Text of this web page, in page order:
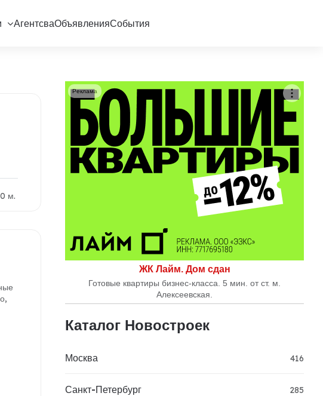
АгентсваОбъявленияСобытия
м.
ЖК Лайм. Дом сдан
Готовые квартиры бизнес-класса. 5 мин. от ст. м.
Алексеевская.
Реклама
Каталог Новостроек
Москва 416
Санкт-Петербург 285